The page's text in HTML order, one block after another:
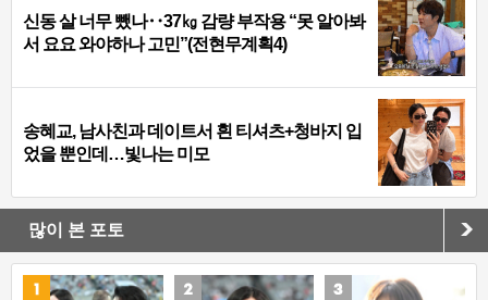
신동 살 너무 뺐나‥37㎏ 감량 부작용 “못 알아봐
서 요요 와야하나 고민”(전현무계획4)
송혜교, 남사친과 데이트서 흰 티셔츠+청바지 입
었을 뿐인데…빛나는 미모
많이 본 포토